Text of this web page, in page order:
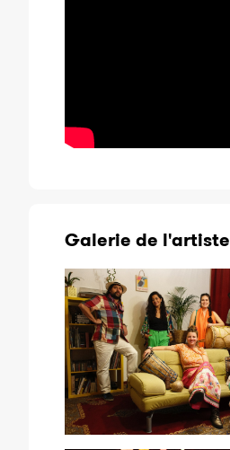
Galerie de l'artiste